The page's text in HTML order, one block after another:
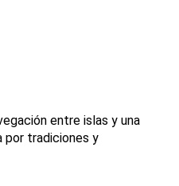
entre islas y una
por tradiciones y